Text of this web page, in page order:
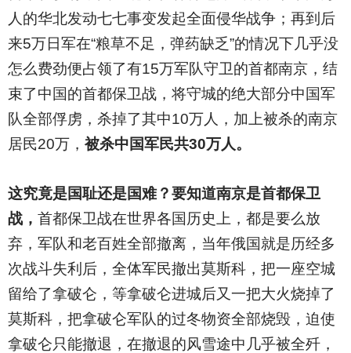
人的华北发动七七事变发起全面侵华战争；再到后
来5万日军在“粮草不足，弹药缺乏”的情况下几乎没
怎么费劲便占领了有15万军队守卫的首都南京，结
束了中国的首都保卫战，将守城的绝大部分中国军
队全部俘虏，杀掉了其中10万人，加上被杀的南京
居民20万， 被杀中国军民共30万人。
这究竟是国耻还是国难？要知道南京是首都保卫
战， 首都保卫战在世界各国历史上，都是要么放
弃，军队和老百姓全部撤离，当年俄国就是历经多
次战斗失利后，全体军民撤出莫斯科，把一座空城
留给了拿破仑，等拿破仑进城后又一把大火烧掉了
莫斯科，把拿破仑军队的过冬物资全部烧毁，迫使
拿破仑只能撤退，在撤退的风雪途中几乎被全歼，